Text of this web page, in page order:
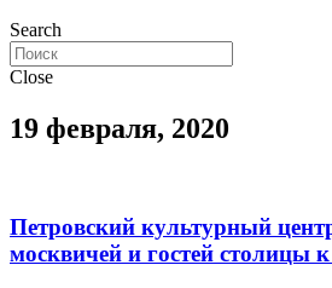
Search
Close
19 февраля, 2020
Петровский культурный
москвичей и гостей столицы